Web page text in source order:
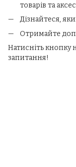
товарів та
Дізнайтеся,
Отримайте
Натисніть кнопку
запитання!